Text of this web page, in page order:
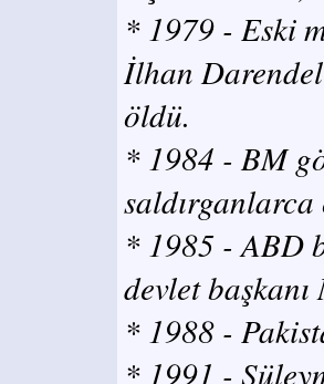
* 1979 - Eski
İlhan
öldü.
* 1984 - BM
* 1985 - ABD
devlet
* 1988 -
* 1991 -